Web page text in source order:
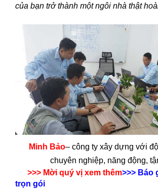
của bạn trở thành một ngôi nhà thật
Minh Bảo– công ty xây dựng với
chuyên nghiệp, năng động,
>>> Mời quý vị xem thêm>>> Báo
trọn gói